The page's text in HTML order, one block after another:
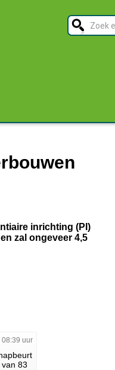
inrichting (PI)
zal ongeveer 4,5
uur
83